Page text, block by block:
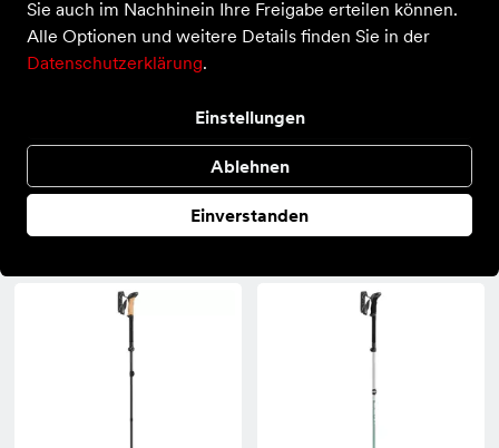
Sie auch im Nachhinein Ihre Freigabe erteilen können.
Alle Optionen und weitere Details finden Sie in der
Datenschutzerklärung.
Einstellungen
Ablehnen
Einverstanden
Leki
Leki
Skysolo FX Carbon